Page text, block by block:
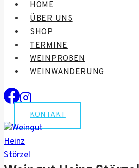
HOME
ÜBER UNS
SHOP
TERMINE
WEINPROBEN
WEINWANDERUNG
KONTAKT